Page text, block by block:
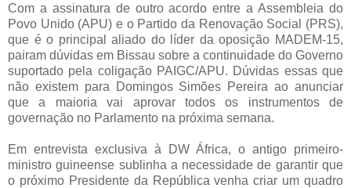
Com a assinatura de outro acordo entre a Assembleia do
Povo Unido (APU) e o Partido da Renovação Social (PRS),
que é o principal aliado do líder da oposição MADEM-15,
pairam dúvidas em Bissau sobre a continuidade do Governo
suportado pela coligação PAIGC/APU. Dúvidas essas que
não existem para Domingos Simões Pereira ao anunciar
que a maioria vai aprovar todos os instrumentos de
governação no Parlamento na próxima semana.
Em entrevista exclusiva à DW África, o antigo primeiro-
ministro guineense sublinha a necessidade de garantir que
o próximo Presidente da República venha criar um quadro